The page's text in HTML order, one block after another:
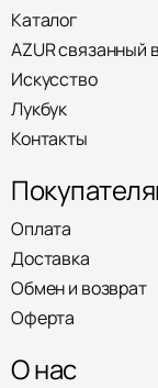
Каталог
AZUR связанный
Искусство
Лукбук
Контакты
Оплата
Доставка
Обмен и возврат
Оферта
О нас